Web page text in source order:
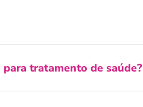
tratamento de saúde?